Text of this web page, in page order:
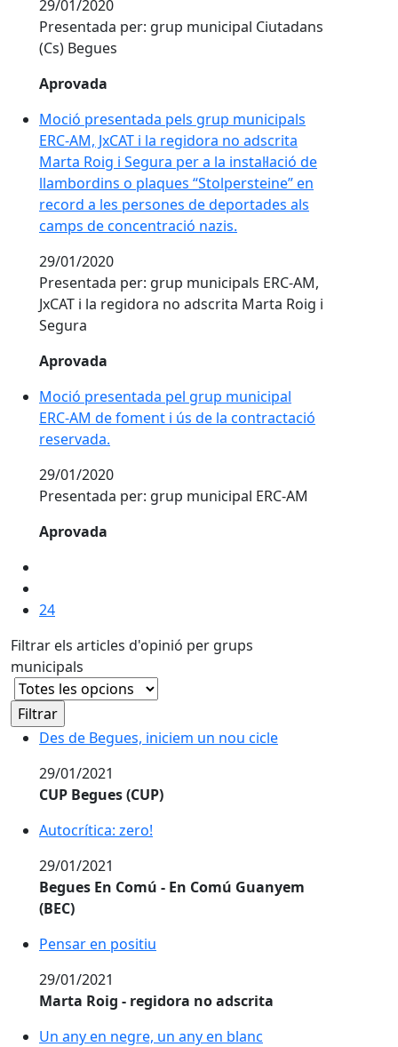
29/01/2020
Presentada per: grup municipal Ciutadans
(Cs) Begues
Aprovada
Moció presentada pels grup municipals
ERC-AM, JxCAT i la regidora no adscrita
Marta Roig i Segura per a la instal·lació de
llambordins o plaques “Stolpersteine” en
record a les persones de deportades als
camps de concentració nazis.
29/01/2020
Presentada per: grup municipals ERC-AM,
JxCAT i la regidora no adscrita Marta Roig i
Segura
Aprovada
Moció presentada pel grup municipal
ERC-AM de foment i ús de la contractació
reservada.
29/01/2020
Presentada per: grup municipal ERC-AM
Aprovada
24
Filtrar els articles d'opinió per grups
municipals
Des de Begues, iniciem un nou cicle
29/01/2021
CUP Begues (CUP)
Autocrítica: zero!
29/01/2021
Begues En Comú - En Comú Guanyem
(BEC)
Pensar en positiu
29/01/2021
Marta Roig - regidora no adscrita
Un any en negre, un any en blanc